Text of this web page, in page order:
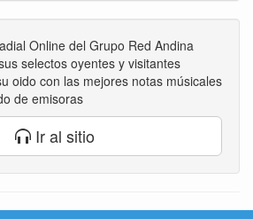
Online del Grupo Red Andina
selectos oyentes y visitantes
oido con las mejores notas músicales
de emisoras
Ir al sitio